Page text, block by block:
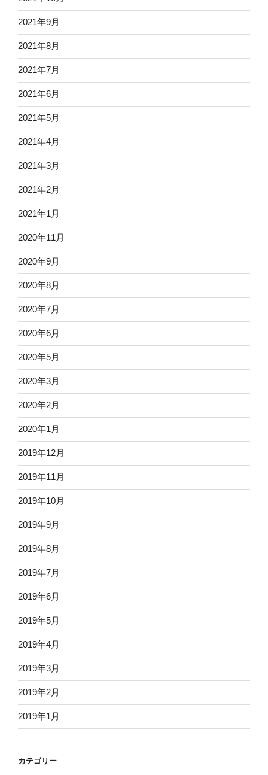
2021年9月
2021年8月
2021年7月
2021年6月
2021年5月
2021年4月
2021年3月
2021年2月
2021年1月
2020年11月
2020年9月
2020年8月
2020年7月
2020年6月
2020年5月
2020年3月
2020年2月
2020年1月
2019年12月
2019年11月
2019年10月
2019年9月
2019年8月
2019年7月
2019年6月
2019年5月
2019年4月
2019年3月
2019年2月
2019年1月
カテゴリー